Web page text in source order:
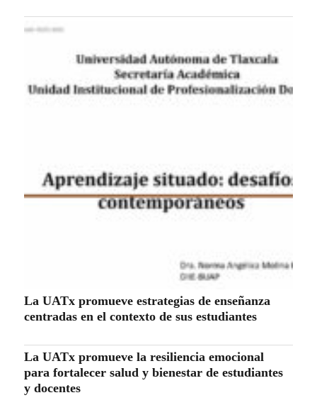
La UATx promueve estrategias de enseñanza
centradas en el contexto de sus estudiantes
La UATx promueve la resiliencia emocional
para fortalecer salud y bienestar de estudiantes
y docentes